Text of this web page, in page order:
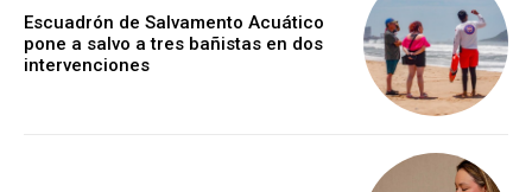
Escuadrón de Salvamento Acuático
pone a salvo a tres bañistas en dos
intervenciones